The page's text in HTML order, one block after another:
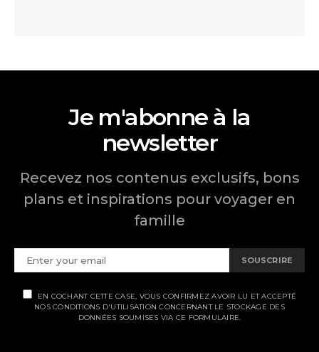
Je m'abonne à la
newsletter
Recevez nos contenus exclusifs, bons
plans et inspirations pour voyager en
famille
SOUSCRIRE
EN COCHANT CETTE CASE, VOUS CONFIRMEZ AVOIR LU ET ACCEPTÉ
NOS CONDITIONS D'UTILISATION CONCERNANT LE STOCKAGE DES
DONNÉES SOUMISES VIA CE FORMULAIRE.